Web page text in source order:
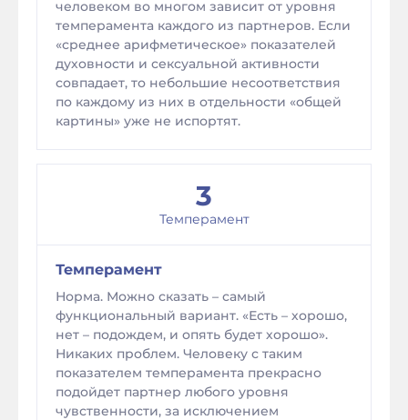
человеком во многом зависит от уровня
темперамента каждого из партнеров. Если
«среднее арифметическое» показателей
духовности и сексуальной активности
совпадает, то небольшие несоответствия
по каждому из них в отдельности «общей
картины» уже не испортят.
3
Темперамент
Темперамент
Норма. Можно сказать – самый
функциональный вариант. «Есть – хорошо,
нет – подождем, и опять будет хорошо».
Никаких проблем. Человеку с таким
показателем темперамента прекрасно
подойдет партнер любого уровня
чувственности, за исключением